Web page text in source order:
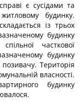
є сусідами та
будинку.
із трьох
будинку
часткової
будинку
позивачу. Територія
власності.
будинку